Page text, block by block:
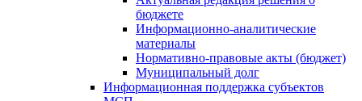
бюджете
Информационно-аналитические
материалы
Нормативно-правовые акты (бюджет)
Муниципальный долг
Информационная поддержка субъектов